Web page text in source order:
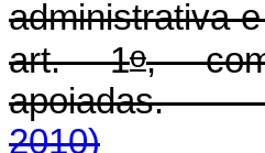
administrativa
art. 1o,
2010)